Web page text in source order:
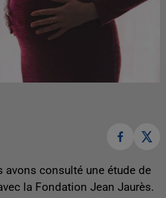
avons consulté une étude de
la Fondation Jean Jaurès.